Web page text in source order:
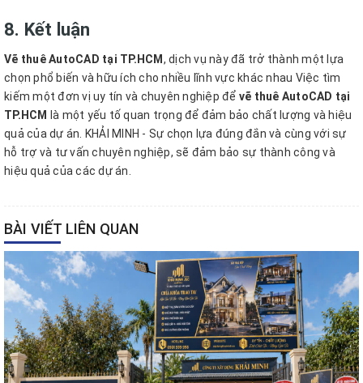
8. Kết luận
Vẽ thuê AutoCAD tại TP.HCM , dịch vụ này đã trở thành một lựa
chọn phổ biến và hữu ích cho nhiều lĩnh vực khác nhau Việc tìm
kiếm một đơn vị uy tín và chuyên nghiệp để vẽ thuê AutoCAD tại
TP.HCM
là một yếu tố quan trọng để đảm bảo chất lượng và hiệu
quả của dự án.
KHẢI MINH - Sự chọn lựa đúng đắn và cùng với sự
hỗ trợ và tư vấn chuyên nghiệp, sẽ đảm bảo sự thành công và
hiệu quả của các dự án.
BÀI VIẾT LIÊN QUAN